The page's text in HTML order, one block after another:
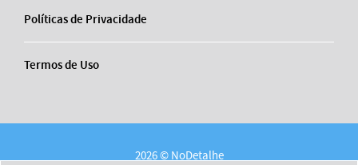
Políticas de Privacidade
Termos de Uso
2026 © NoDetalhe